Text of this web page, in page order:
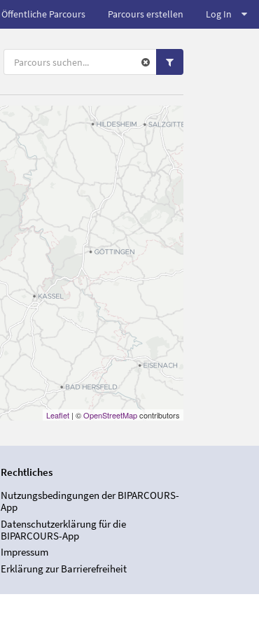
Öffentliche Parcours Parcours erstellen Log In
Leaflet| ©OpenStreetMapcontributors
Rechtliches
Nutzungsbedingungen der BIPARCOURS-
App
Datenschutzerklärung für die
BIPARCOURS-App
Impressum
Erklärung zur Barrierefreiheit